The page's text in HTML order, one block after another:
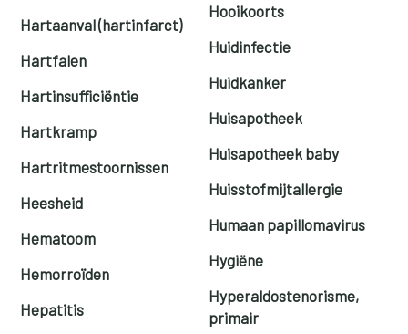
Hartaanval (hartinfarct)
Hartfalen
Hartinsufficiëntie
Hartkramp
Hartritmestoornissen
Heesheid
Hematoom
Hemorroïden
Hepatitis
Hooikoorts
Huidinfectie
Huidkanker
Huisapotheek
Huisapotheek baby
Huisstofmijtallergie
Humaan papillomavirus
Hygiëne
Hyperaldostenorisme,
primair